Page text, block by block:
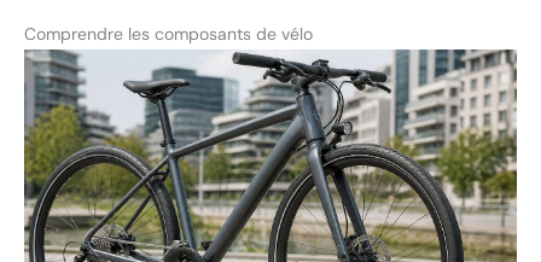
Comprendre les composants de vélo